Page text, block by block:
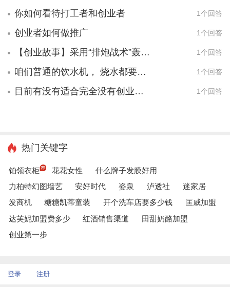
你如何看待打工者和创业者 1个回答
创业者如何做推广 1个回答
【创业故事】采用“排炮战术”轰出一名千万富翁，创业故事分享 1个回答
咱们普通的饮水机， 烧水都要十几分钟才能烧开。咱们这个龙威信饮水机一秒就热 是不是特别费电呢？ 1个回答
目前有没有适合完全没有创业经验的人的项目？ 1个回答
热门关键字
铂领衣柜 花花女性
什么牌子发膜好用
力柏特幻图墙艺
安好时代 姿泉 泸透社
迷家居
发商机
糖糖凯蒂童装 开个洗车店要多少钱
匡威加盟
达芙妮加盟费多少
红酒销售渠道
田甜奶酪加盟
创业第一步
登录 注册